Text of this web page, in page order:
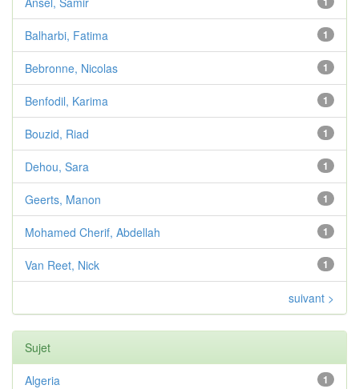
1
Balharbi, Fatima
1
Bebronne, Nicolas
1
Benfodil, Karima
1
Bouzid, Riad
1
Dehou, Sara
1
Geerts, Manon
1
Mohamed Cherif, Abdellah
1
Van Reet, Nick
suivant >
Sujet
1
Algeria